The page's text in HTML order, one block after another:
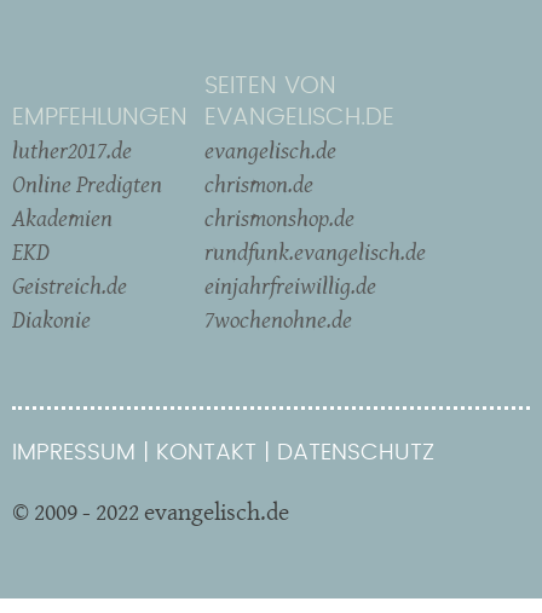
EMPFEHLUNGEN
luther2017.de
Online Predigten
Akademien
EKD
Geistreich.de
Diakonie
SEITEN VON
EVANGELISCH.DE
evangelisch.de
chrismon.de
chrismonshop.de
rundfunk.evangelisch.de
einjahrfreiwillig.de
7wochenohne.de
IMPRESSUM KONTAKT DATENSCHUTZ
© 2009 - 2022 evangelisch.de